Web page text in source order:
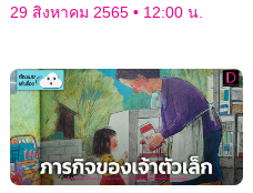
29 สิงหาคม 2565 12:00 น.